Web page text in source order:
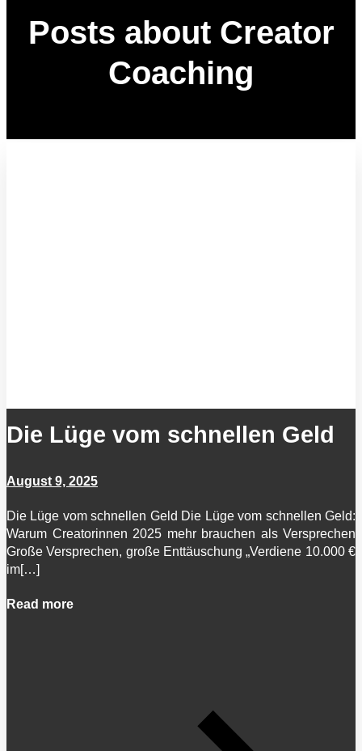
Posts about Creator
Coaching
Die Lüge vom schnellen Geld
August 9, 2025
Die Lüge vom schnellen Geld Die Lüge vom schnellen Geld:
Warum Creatorinnen 2025 mehr brauchen als Versprechen
Große Versprechen, große Enttäuschung „Verdiene 10.000 €
im[…]
Read more